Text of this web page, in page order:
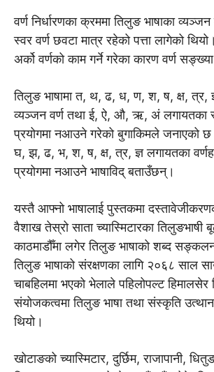
वर्ण निर्धारणका क्रममा तिलुङ भाषाका
स्वर वर्ण छवटा मात्र रहेको पत्ता लागेको
अर्को वर्णको काम गर्ने गरेका कारण वर्ण
तिलुङ भाषामा त, थ, ढ, ध, ण, श, ष, क्ष, त्र,
व्यञ्जन वर्ण तथा ई, ऐ, औ, ऋ, अं लगायतका
प्रयोगमा नआउने गरेको बुगाकिमले जनाएको छ।
घ, झ, ढ, भ, श, ष, क्ष, त्र, ज्ञ लगायतका
प्रयोगमा नआउने भाषाविद् बताउँछन्।
यस्तै आफ्नो भाषालाई पुस्तकमा
वैशाख तेस्रो साता च्यास्मिटारका तिलुङभाषी
काठमाडौँमा लगेर तिलुङ भाषाको शब्द सङ्कलन
तिलुङ भाषाको संरक्षणका लागि २०६८ साल
चाबहिलमा भएको भेलाले पहिलोपल्ट हिमालसेर
संयोजकत्वमा तिलुङ भाषा तथा संस्कृति
थियो।
खोटाङको च्यास्मिटार, दुर्छिम, राजापानी,